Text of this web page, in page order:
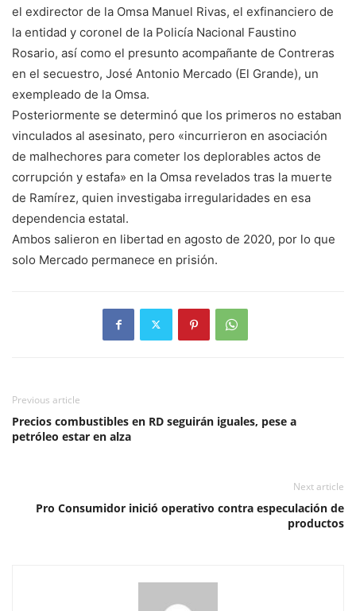
el exdirector de la Omsa Manuel Rivas, el exfinanciero de
la entidad y coronel de la Policía Nacional Faustino
Rosario, así como el presunto acompañante de Contreras
en el secuestro, José Antonio Mercado (El Grande), un
exempleado de la Omsa.
Posteriormente se determinó que los primeros no estaban
vinculados al asesinato, pero «incurrieron en asociación
de malhechores para cometer los deplorables actos de
corrupción y estafa» en la Omsa revelados tras la muerte
de Ramírez, quien investigaba irregularidades en esa
dependencia estatal.
Ambos salieron en libertad en agosto de 2020, por lo que
solo Mercado permanece en prisión.
Previous article
Precios combustibles en RD seguirán iguales, pese a
petróleo estar en alza
Next article
Pro Consumidor inició operativo contra especulación de
productos